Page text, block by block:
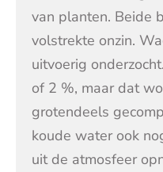
van planten. Beide
volstrekte onzin.
uitvoerig
of 2 %, maar dat
grotendeels
koude water ook
uit de atmosfeer